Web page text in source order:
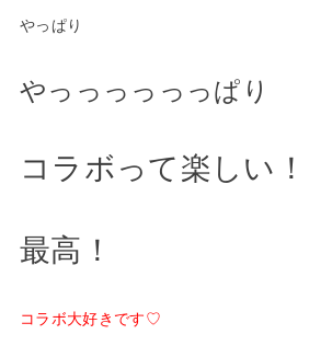
やっぱり
やっっっっっっぱり
コラボって楽しい！
最高！
コラボ大好きです♡